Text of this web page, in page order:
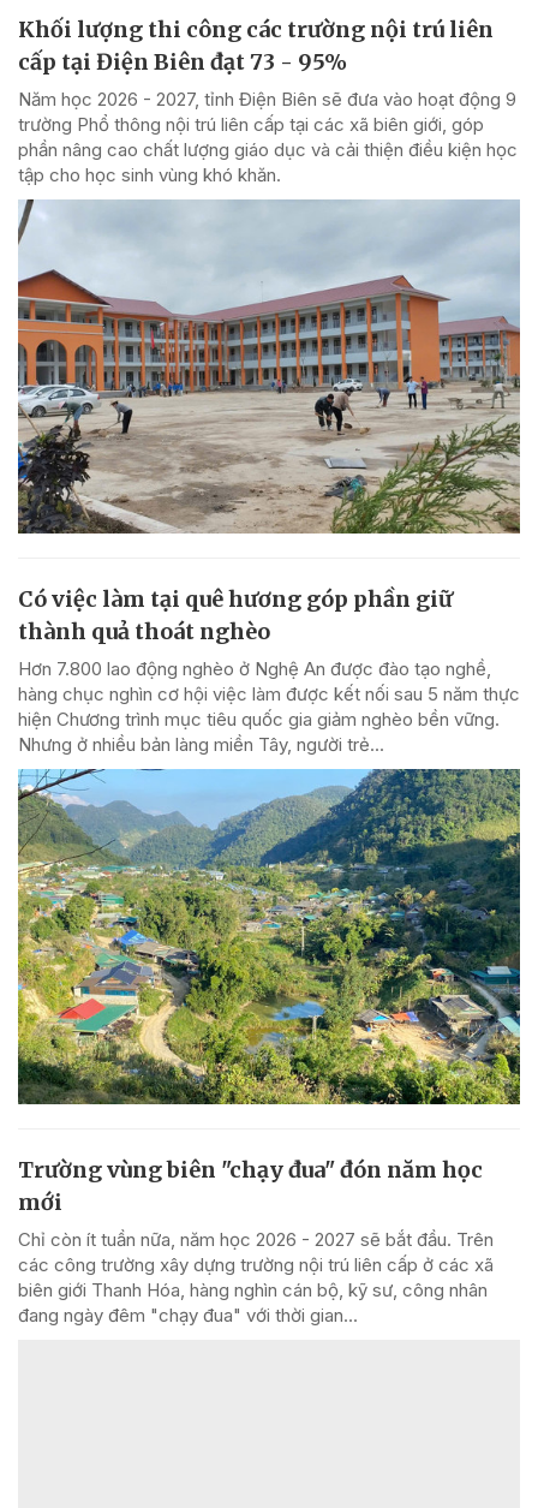
Khối lượng thi công các trường nội trú liên
cấp tại Điện Biên đạt 73 - 95%
Năm học 2026 - 2027, tỉnh Điện Biên sẽ đưa vào hoạt động 9
trường Phổ thông nội trú liên cấp tại các xã biên giới, góp
phần nâng cao chất lượng giáo dục và cải thiện điều kiện học
tập cho học sinh vùng khó khăn.
Có việc làm tại quê hương góp phần giữ
thành quả thoát nghèo
Hơn 7.800 lao động nghèo ở Nghệ An được đào tạo nghề,
hàng chục nghìn cơ hội việc làm được kết nối sau 5 năm thực
hiện Chương trình mục tiêu quốc gia giảm nghèo bền vững.
Nhưng ở nhiều bản làng miền Tây, người trẻ...
Trường vùng biên "chạy đua" đón năm học
mới
Chỉ còn ít tuần nữa, năm học 2026 - 2027 sẽ bắt đầu. Trên
các công trường xây dựng trường nội trú liên cấp ở các xã
biên giới Thanh Hóa, hàng nghìn cán bộ, kỹ sư, công nhân
đang ngày đêm "chạy đua" với thời gian...